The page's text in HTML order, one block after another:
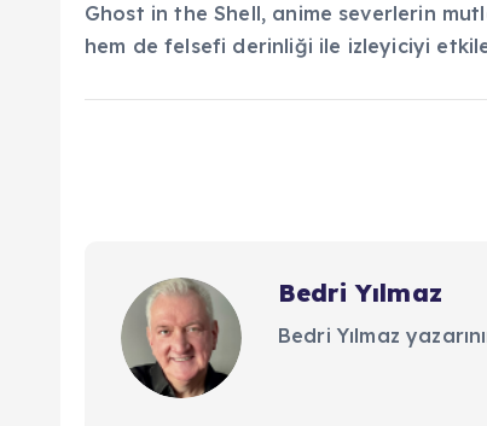
Ghost in the Shell, anime severlerin
hem de felsefi derinliği ile izleyiciyi
Bedri Yılmaz
Bedri Yılmaz